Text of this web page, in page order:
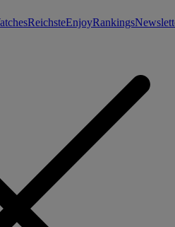
ReichsteEnjoyRankings